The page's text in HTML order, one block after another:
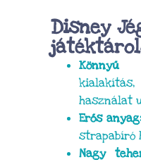
Disney
Könnyű
használat
Erős
strapabíró
Nagy